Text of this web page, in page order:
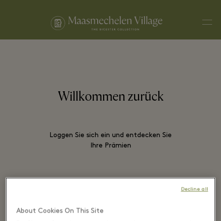
Willkommen zurück
Loggen Sie sich ein und entdecken Sie
Ihre Prämien
About Cookies On This Site
Decline all